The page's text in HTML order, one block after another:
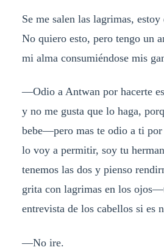
Se me salen las lagrimas,
No quiero esto, pero tengo un
mi alma consumiéndose mis
—Odio a Antwan por hacerte
y no me gusta que lo haga,
bebe—pero mas te odio a ti
lo voy a permitir, soy tu
tenemos las dos y pienso
grita con lagrimas en los
entrevista de los cabellos si es
—No ire.